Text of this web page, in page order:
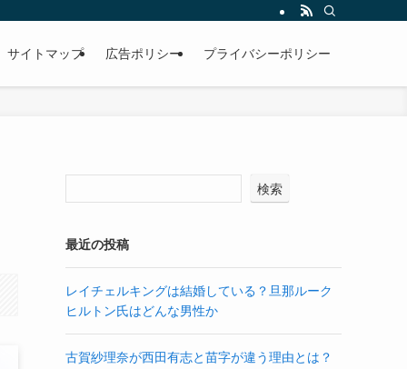
サイトマップ 広告ポリシー プライバシーポリシー
検索
最近の投稿
レイチェルキングは結婚している？旦那ルーク
ヒルトン氏はどんな男性か
古賀紗理奈が西田有志と苗字が違う理由とは？